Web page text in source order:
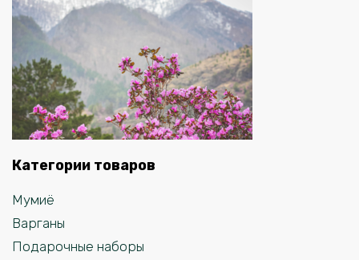
Категории товаров
Мумиё
Варганы
Подарочные наборы